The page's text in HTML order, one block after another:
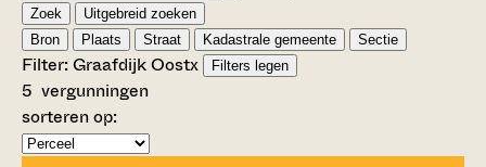
Zoek
Uitgebreid zoeken
Bron
Plaats Straat Kadastrale gemeente Sectie
Filter:Graafdijk Oostx Filters legen
5 vergunningen
sorteren op: